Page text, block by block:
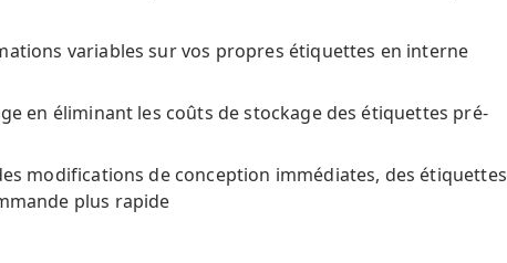
variables sur vos propres étiquettes en interne
en éliminant les coûts de stockage des étiquettes pré-
modifications de conception immédiates, des étiquettes
plus rapide